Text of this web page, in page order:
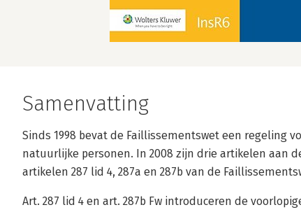
Samenvatting
Sinds 1998 bevat de Faillissementswet een regeling
natuurlijke personen. In 2008 zijn drie artikelen aan
artikelen 287 lid 4, 287a en 287b van de
Art. 287 lid 4 en art. 287b Fw introduceren de